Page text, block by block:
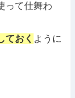
って仕舞わ
ておく ように